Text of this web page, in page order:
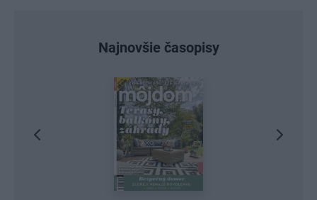
Najnovšie časopisy